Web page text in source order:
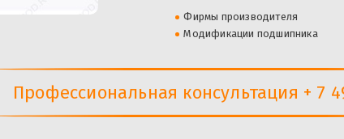
Фирмы производителя
Модификации подшипника
Профессиональная консультация + 7